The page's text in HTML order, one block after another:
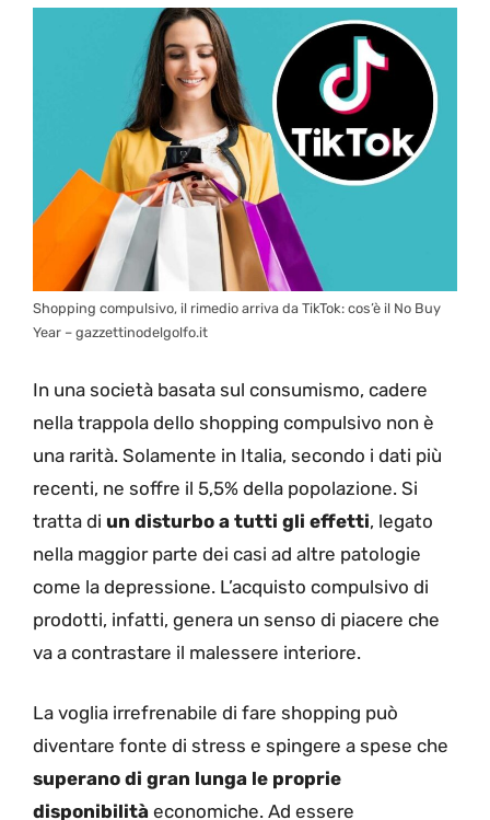
Shopping compulsivo, il rimedio arriva da TikTok: cos’è il No Buy
Year – gazzettinodelgolfo.it
In una società basata sul consumismo, cadere
nella trappola dello shopping compulsivo non è
una rarità. Solamente in Italia, secondo i dati più
recenti, ne soffre il 5,5% della popolazione. Si
tratta di un disturbo a tutti gli effetti, legato
nella maggior parte dei casi ad altre patologie
come la depressione. L’acquisto compulsivo di
prodotti, infatti, genera un senso di piacere che
va a contrastare il malessere interiore.
La voglia irrefrenabile di fare shopping può
diventare fonte di stress e spingere a spese che
superano di gran lunga le proprie
disponibilità economiche. Ad essere